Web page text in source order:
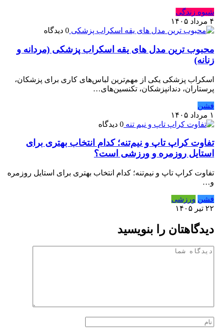
شیوه زندگی
۴ مرداد ۱۴۰۵
0 دیدگاه
محبوب ترین مدل های یقه اسکراب پزشکی (مردانه و
زنانه)
اسکراب پزشکی یکی از مهم‌ترین لباس‌های کاری برای پزشکان،
پرستاران، دندانپزشکان، تکنسین‌های…
فشن
۱ مرداد ۱۴۰۵
0 دیدگاه
تفاوت کراپ تاپ و نیم‌تنه؛ کدام انتخاب بهتری برای
استایل روزمره و ورزشی است؟
تفاوت کراپ تاپ و نیم‌تنه؛ کدام انتخاب بهتری برای استایل روزمره
و…
فشن ورزشی
۲۲ تیر ۱۴۰۵
دیدگاهتان را بنویسید